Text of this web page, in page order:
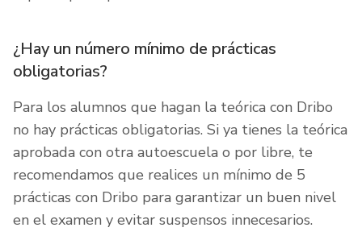
¿Hay un número mínimo de prácticas
obligatorias?
Para los alumnos que hagan la teórica con Dribo
no hay prácticas obligatorias. Si ya tienes la teórica
aprobada con otra autoescuela o por libre, te
recomendamos que realices un mínimo de 5
prácticas con Dribo para garantizar un buen nivel
en el examen y evitar suspensos innecesarios.